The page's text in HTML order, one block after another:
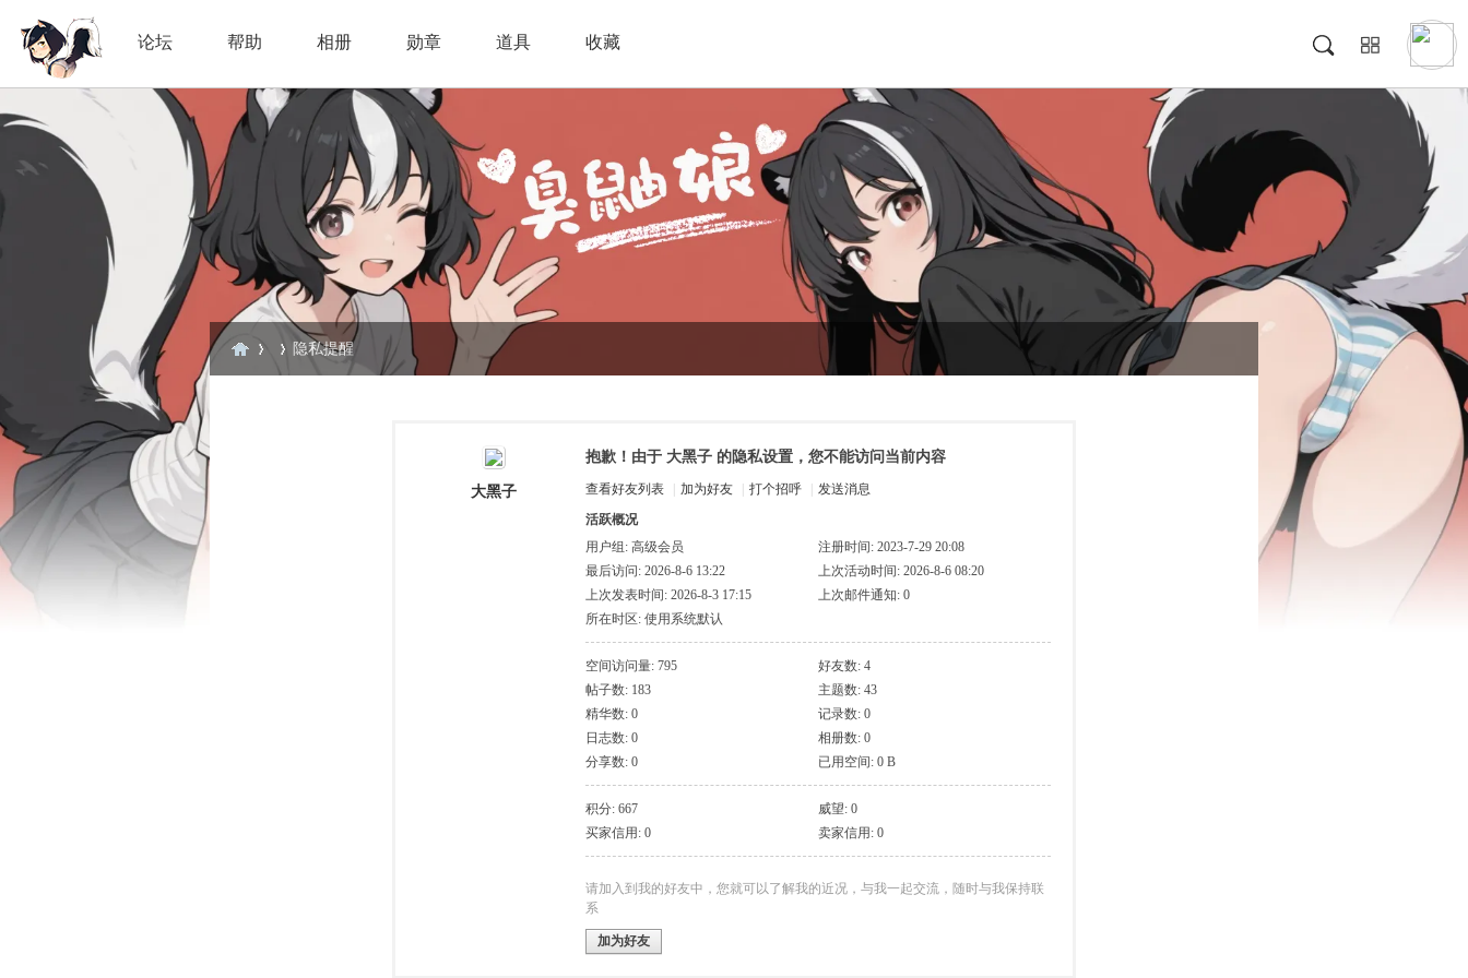
论坛 帮助 相册 勋章 道具 收藏
隐私提醒
大黑子
抱歉！由于 大黑子 的隐私设置，您不能访问当前内容
查看好友列表 加为好友 打个招呼
发送消息
活跃概况
用户组: 高级会员
注册时间: 2023-7-29 20:08
最后访问: 2026-8-6 13:22
上次活动时间: 2026-8-6 08:20
上次发表时间: 2026-8-3 17:15
上次邮件通知: 0
所在时区: 使用系统默认
空间访问量: 795
好友数: 4
帖子数: 183
主题数: 43
精华数: 0
记录数: 0
日志数: 0
相册数: 0
分享数: 0
已用空间: 0 B
积分: 667
威望: 0
买家信用: 0
卖家信用: 0
请加入到我的好友中，您就可以了解我的近况，与我一起交流，随时与我保持联
系
加为好友